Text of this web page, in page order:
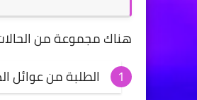
هناك مجموعة من
الطلبة من عوائل